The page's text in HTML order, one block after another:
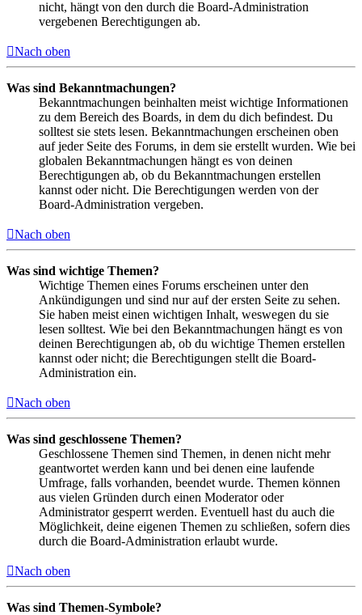
nicht, hängt von den durch die Board-Administration
vergebenen Berechtigungen ab.
Nach oben
Was sind Bekanntmachungen?
Bekanntmachungen beinhalten meist wichtige Informationen
zu dem Bereich des Boards, in dem du dich befindest. Du
solltest sie stets lesen. Bekanntmachungen erscheinen oben
auf jeder Seite des Forums, in dem sie erstellt wurden. Wie bei
globalen Bekanntmachungen hängt es von deinen
Berechtigungen ab, ob du Bekanntmachungen erstellen
kannst oder nicht. Die Berechtigungen werden von der
Board-Administration vergeben.
Nach oben
Was sind wichtige Themen?
Wichtige Themen eines Forums erscheinen unter den
Ankündigungen und sind nur auf der ersten Seite zu sehen.
Sie haben meist einen wichtigen Inhalt, weswegen du sie
lesen solltest. Wie bei den Bekanntmachungen hängt es von
deinen Berechtigungen ab, ob du wichtige Themen erstellen
kannst oder nicht; die Berechtigungen stellt die Board-
Administration ein.
Nach oben
Was sind geschlossene Themen?
Geschlossene Themen sind Themen, in denen nicht mehr
geantwortet werden kann und bei denen eine laufende
Umfrage, falls vorhanden, beendet wurde. Themen können
aus vielen Gründen durch einen Moderator oder
Administrator gesperrt werden. Eventuell hast du auch die
Möglichkeit, deine eigenen Themen zu schließen, sofern dies
durch die Board-Administration erlaubt wurde.
Nach oben
Was sind Themen-Symbole?